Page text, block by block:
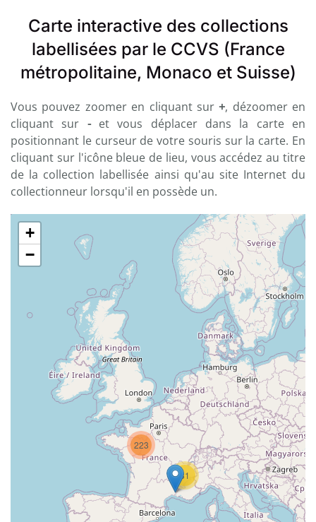
Carte interactive des collections
labellisées par le CCVS (France
métropolitaine, Monaco et Suisse)
Vous pouvez zoomer en cliquant sur+, dézoomer en
cliquant sur -et vous déplacer dans la carte en
positionnant le curseur de votre souris sur la carte. En
cliquant sur l'icône bleue de lieu, vous accédez au titre
de la collection labellisée ainsi qu'au site Internet du
collectionneur lorsqu'il en possède un.
81
223
+
−